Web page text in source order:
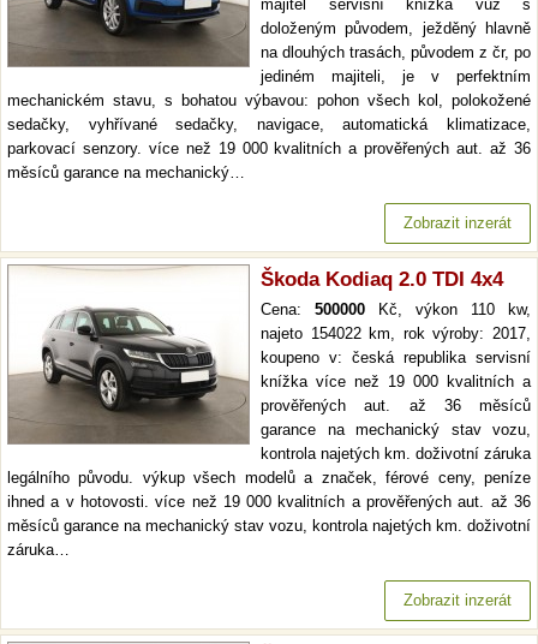
majitel servisní knížka vůz s
doloženým původem, ježděný hlavně
na dlouhých trasách, původem z čr, po
jediném majiteli, je v perfektním
mechanickém stavu, s bohatou výbavou: pohon všech kol, polokožené
sedačky, vyhřívané sedačky, navigace, automatická klimatizace,
parkovací senzory. více než 19 000 kvalitních a prověřených aut. až 36
měsíců garance na mechanický…
Zobrazit inzerát
Škoda Kodiaq 2.0 TDI 4x4
Cena: 500000 Kč, výkon 110 kw,
najeto 154022 km, rok výroby: 2017,
koupeno v: česká republika servisní
knížka více než 19 000 kvalitních a
prověřených aut. až 36 měsíců
garance na mechanický stav vozu,
kontrola najetých km. doživotní záruka
legálního původu. výkup všech modelů a značek, férové ceny, peníze
ihned a v hotovosti. více než 19 000 kvalitních a prověřených aut. až 36
měsíců garance na mechanický stav vozu, kontrola najetých km. doživotní
záruka…
Zobrazit inzerát